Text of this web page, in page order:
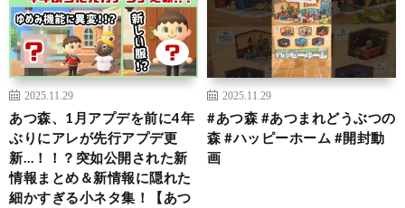
2025.11.29
あつ森、1月アプデを前に4年
ぶりにアレが先行アプデ更
新…！！？突如公開された新
情報まとめ＆新情報に隠れた
細かすぎる小ネタ集！【あつ
2025.11.29
#あつ森 #あつまれどうぶつの
森 #ハッピーホーム #開封動
画